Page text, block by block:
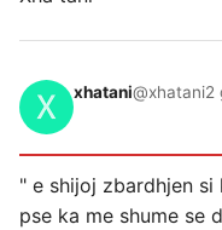
xhatani@xhatani2
" e shijoj zbardhjen
pse ka me shume se